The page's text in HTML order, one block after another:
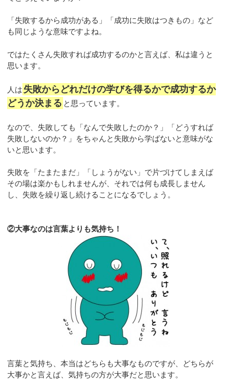
「失敗するから成功がある」「成功に失敗はつきもの」など
も同じような意味ですよね。
ではたくさん失敗すれば成功するのかと言えば、私は違うと
思います。
人は 失敗からどれだけの学びを得るかで成功するか
どうか決まる と思っています。
なので、失敗しても「なんで失敗したのか？」「どうすれば
失敗しないのか？」をちゃんと失敗から学ばないと意味がな
いと思います。
失敗を「たまたまだ」「しょうがない」で片づけてしまえば
その場は楽かもしれませんが、それでは何も成長しません
し、失敗を繰り返し続けることになるでしょう。
②大事なのは言葉よりも気持ち！
言葉と気持ち、本当はどちらも大事なものですが、どちらが
大事かと言えば、気持ちの方が大事だと思います。